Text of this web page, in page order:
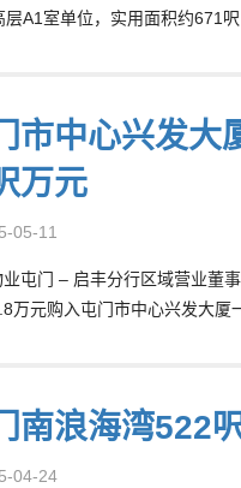
层A1室单位，实用面积约671
市中心兴发大
万元
05-11
屯门 – 启丰分行区域营业董
万元购入屯门市中心兴发大
南浪海湾522
04-24